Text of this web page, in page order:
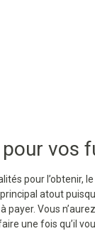
pour vos
pour l’obtenir,
atout
payer. Vous
une fois qu’il